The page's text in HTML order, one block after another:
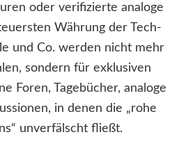
oder verifizierte analoge
Währung der Tech-
und Co. werden nicht mehr
sondern für exklusiven
Foren, Tagebücher, analoge
in denen die „rohe
unverfälscht fließt.